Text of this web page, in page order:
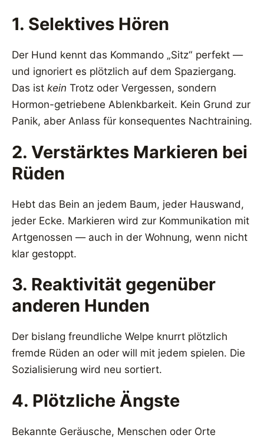
1. Selektives Hören
Der Hund kennt das Kommando „Sitz“ perfekt —
und ignoriert es plötzlich auf dem Spaziergang.
Das ist kein Trotz oder Vergessen, sondern
Hormon-getriebene Ablenkbarkeit. Kein Grund zur
Panik, aber Anlass für konsequentes Nachtraining.
2. Verstärktes Markieren bei
Rüden
Hebt das Bein an jedem Baum, jeder Hauswand,
jeder Ecke. Markieren wird zur Kommunikation mit
Artgenossen — auch in der Wohnung, wenn nicht
klar gestoppt.
3. Reaktivität gegenüber
anderen Hunden
Der bislang freundliche Welpe knurrt plötzlich
fremde Rüden an oder will mit jedem spielen. Die
Sozialisierung wird neu sortiert.
4. Plötzliche Ängste
Bekannte Geräusche, Menschen oder Orte